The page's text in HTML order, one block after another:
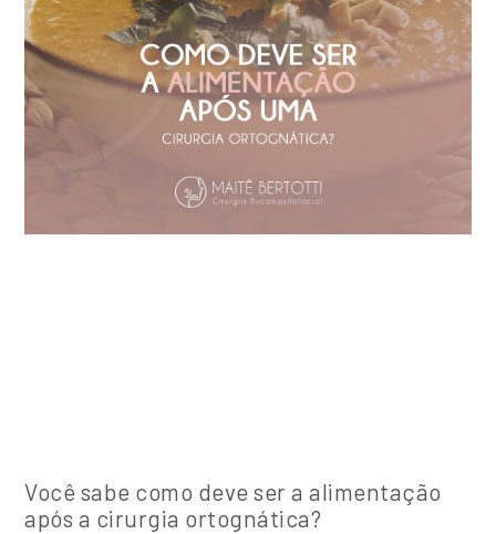
Você sabe como deve ser a alimentação
após a cirurgia ortognática?